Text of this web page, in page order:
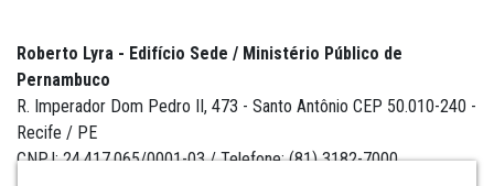
Roberto Lyra - Edifício Sede / Ministério Público de
Pernambuco
R. Imperador Dom Pedro II, 473 - Santo Antônio CEP 50.010-240 -
Recife / PE
CNPJ: 24.417.065/0001-03 / Telefone: (81) 3182-7000